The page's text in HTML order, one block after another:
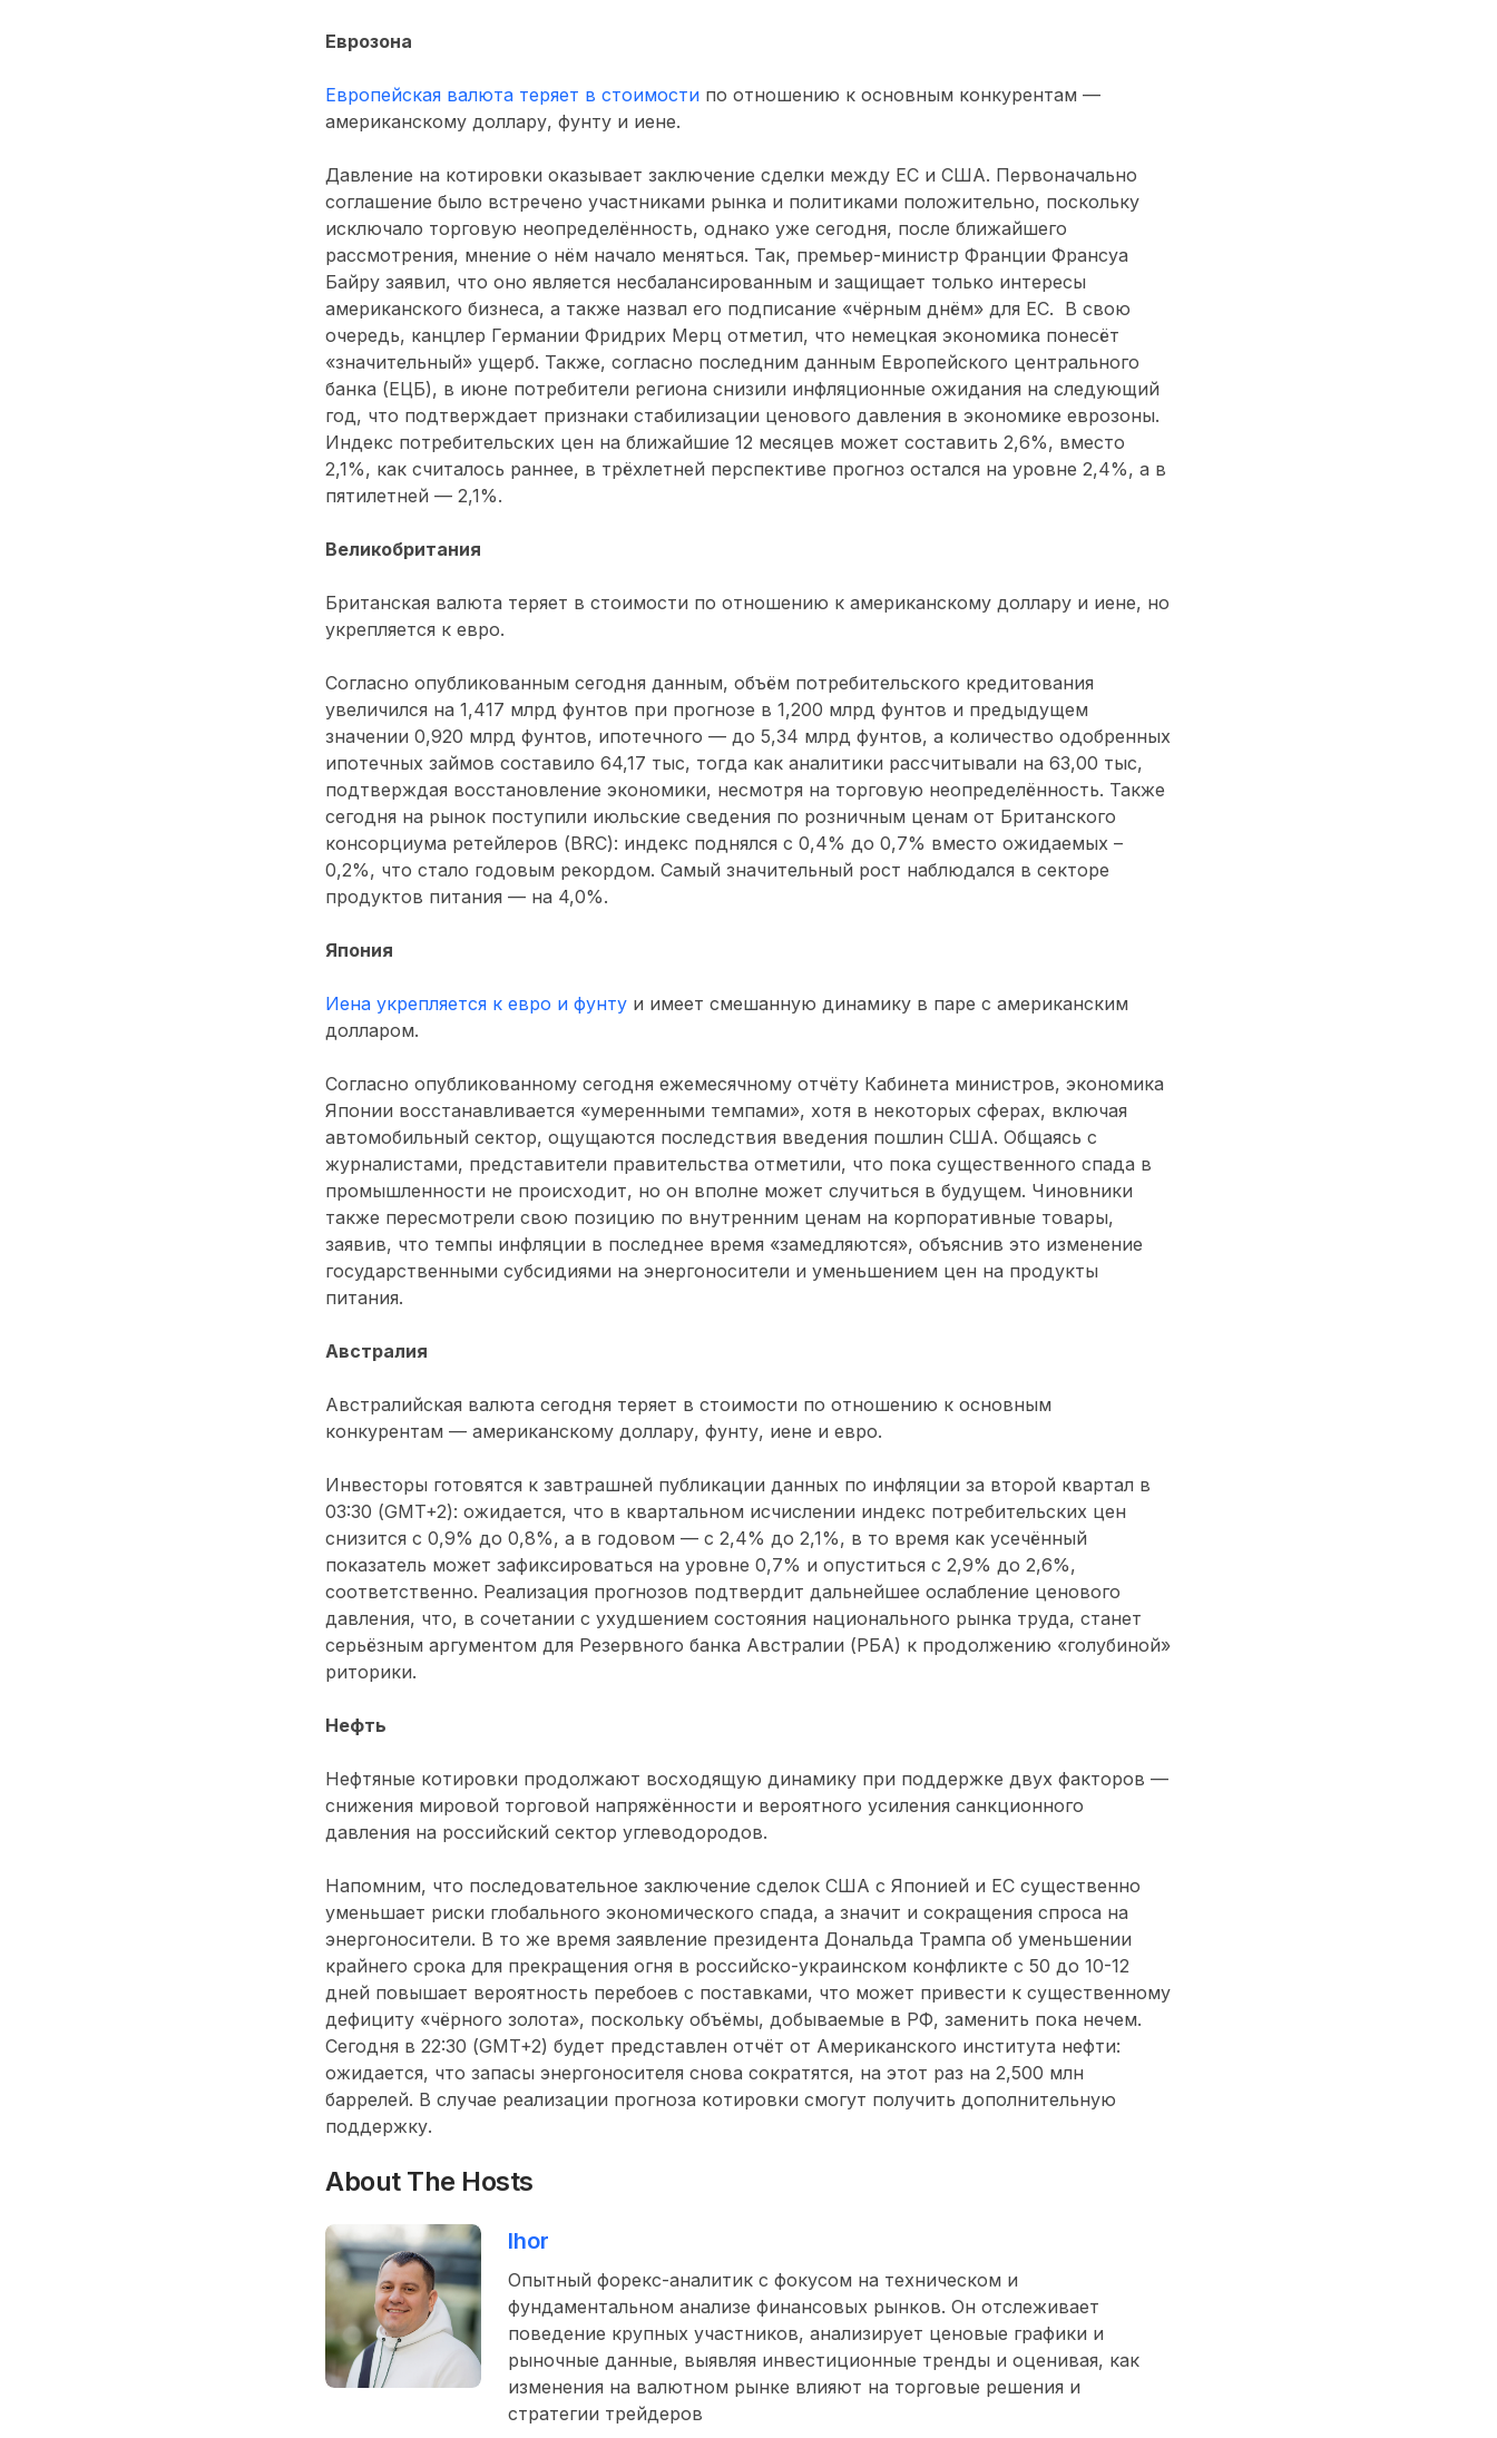
Еврозона
Европейская валюта теряет в стоимости по отношению к основным конкурентам —
американскому доллару, фунту и иене.
Давление на котировки оказывает заключение сделки между ЕС и США. Первоначально
соглашение было встречено участниками рынка и политиками положительно, поскольку
исключало торговую неопределённость, однако уже сегодня, после ближайшего
рассмотрения, мнение о нём начало меняться. Так, премьер-министр Франции Франсуа
Байру заявил, что оно является несбалансированным и защищает только интересы
американского бизнеса, а также назвал его подписание «чёрным днём» для ЕС. В свою
очередь, канцлер Германии Фридрих Мерц отметил, что немецкая экономика понесёт
«значительный» ущерб. Также, согласно последним данным Европейского центрального
банка (ЕЦБ), в июне потребители региона снизили инфляционные ожидания на следующий
год, что подтверждает признаки стабилизации ценового давления в экономике еврозоны.
Индекс потребительских цен на ближайшие 12 месяцев может составить 2,6%, вместо
2,1%, как считалось раннее, в трёхлетней перспективе прогноз остался на уровне 2,4%, а в
пятилетней — 2,1%.
Великобритания
Британская валюта теряет в стоимости по отношению к американскому доллару и иене, но
укрепляется к евро.
Согласно опубликованным сегодня данным, объём потребительского кредитования
увеличился на 1,417 млрд фунтов при прогнозе в 1,200 млрд фунтов и предыдущем
значении 0,920 млрд фунтов, ипотечного — до 5,34 млрд фунтов, а количество одобренных
ипотечных займов составило 64,17 тыс, тогда как аналитики рассчитывали на 63,00 тыс,
подтверждая восстановление экономики, несмотря на торговую неопределённость. Также
сегодня на рынок поступили июльские сведения по розничным ценам от Британского
консорциума ретейлеров (BRC): индекс поднялся с 0,4% до 0,7% вместо ожидаемых –
0,2%, что стало годовым рекордом. Самый значительный рост наблюдался в секторе
продуктов питания — на 4,0%.
Япония
Иена укрепляется к евро и фунту и имеет смешанную динамику в паре с американским
долларом.
Согласно опубликованному сегодня ежемесячному отчёту Кабинета министров, экономика
Японии восстанавливается «умеренными темпами», хотя в некоторых сферах, включая
автомобильный сектор, ощущаются последствия введения пошлин США. Общаясь с
журналистами, представители правительства отметили, что пока существенного спада в
промышленности не происходит, но он вполне может случиться в будущем. Чиновники
также пересмотрели свою позицию по внутренним ценам на корпоративные товары,
заявив, что темпы инфляции в последнее время «замедляются», объяснив это изменение
государственными субсидиями на энергоносители и уменьшением цен на продукты
питания.
Австралия
Австралийская валюта сегодня теряет в стоимости по отношению к основным
конкурентам — американскому доллару, фунту, иене и евро.
Инвесторы готовятся к завтрашней публикации данных по инфляции за второй квартал в
03:30 (GMT+2): ожидается, что в квартальном исчислении индекс потребительских цен
снизится с 0,9% до 0,8%, а в годовом — с 2,4% до 2,1%, в то время как усечённый
показатель может зафиксироваться на уровне 0,7% и опуститься с 2,9% до 2,6%,
соответственно. Реализация прогнозов подтвердит дальнейшее ослабление ценового
давления, что, в сочетании с ухудшением состояния национального рынка труда, станет
серьёзным аргументом для Резервного банка Австралии (РБА) к продолжению «голубиной»
риторики.
Нефть
Нефтяные котировки продолжают восходящую динамику при поддержке двух факторов —
снижения мировой торговой напряжённости и вероятного усиления санкционного
давления на российский сектор углеводородов.
Напомним, что последовательное заключение сделок США с Японией и ЕС существенно
уменьшает риски глобального экономического спада, а значит и сокращения спроса на
энергоносители. В то же время заявление президента Дональда Трампа об уменьшении
крайнего срока для прекращения огня в российско-украинском конфликте с 50 до 10-12
дней повышает вероятность перебоев с поставками, что может привести к существенному
дефициту «чёрного золота», поскольку объёмы, добываемые в РФ, заменить пока нечем.
Сегодня в 22:30 (GMT+2) будет представлен отчёт от Американского института нефти:
ожидается, что запасы энергоносителя снова сократятся, на этот раз на 2,500 млн
баррелей. В случае реализации прогноза котировки смогут получить дополнительную
поддержку.
About The Hosts
Ihor
Опытный форекс-аналитик с фокусом на техническом и
фундаментальном анализе финансовых рынков. Он отслеживает
поведение крупных участников, анализирует ценовые графики и
рыночные данные, выявляя инвестиционные тренды и оценивая, как
изменения на валютном рынке влияют на торговые решения и
стратегии трейдеров